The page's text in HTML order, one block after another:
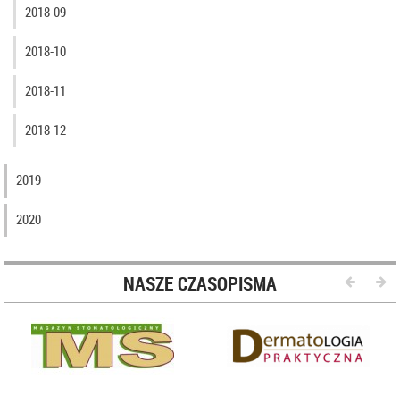
2018-09
2018-10
2018-11
2018-12
2019
2020
NASZE CZASOPISMA